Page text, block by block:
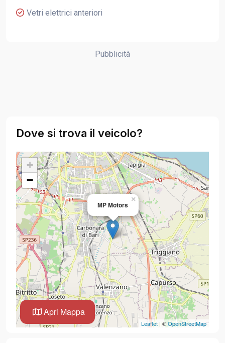
Vetri elettrici anteriori
Pubblicità
Dove si trova il veicolo?
Apri Mappa
MP Motors
×
+
−
Leaflet | ©OpenStreetMap